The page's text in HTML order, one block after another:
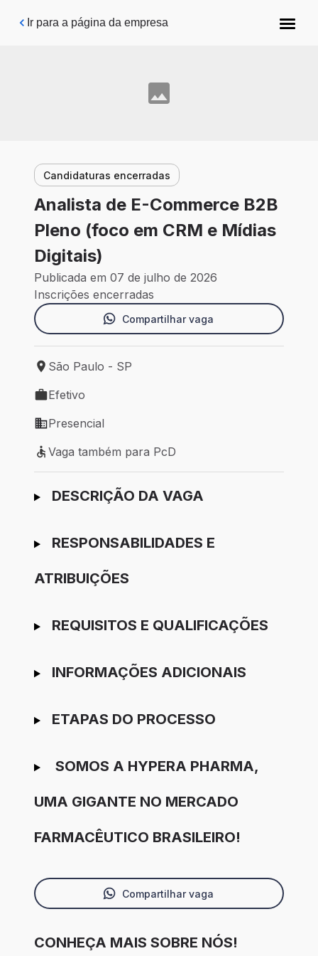
Pular para o conteúdo principal
Ir para a página da empresa
Candidaturas encerradas
Analista de E-Commerce B2B
Pleno (foco em CRM e Mídias
Digitais)
Publicada em 07 de julho de 2026
Inscrições encerradas
Compartilhar vaga
Local de trabalho: São Paulo - SP
São Paulo - SP
Tipo de vaga: Efetivo
Efetivo
Modelo de trabalho: Presencial
Presencial
Vaga também para PcD
Vaga também para PcD
Ir para candidatura
DESCRIÇÃO DA VAGA
RESPONSABILIDADES E
ATRIBUIÇÕES
REQUISITOS E QUALIFICAÇÕES
INFORMAÇÕES ADICIONAIS
ETAPAS DO PROCESSO
SOMOS A HYPERA PHARMA,
UMA GIGANTE NO MERCADO
FARMACÊUTICO BRASILEIRO!
Compartilhar vaga
CONHEÇA MAIS SOBRE NÓS!